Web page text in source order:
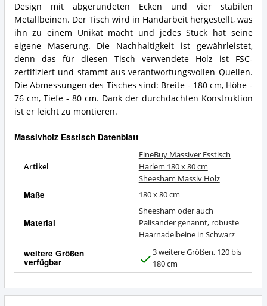
Design mit abgerundeten Ecken und vier stabilen
Metallbeinen. Der Tisch wird in Handarbeit hergestellt, was
ihn zu einem Unikat macht und jedes Stück hat seine
eigene Maserung. Die Nachhaltigkeit ist gewährleistet,
denn das für diesen Tisch verwendete Holz ist FSC-
zertifiziert und stammt aus verantwortungsvollen Quellen.
Die Abmessungen des Tisches sind: Breite - 180 cm, Höhe -
76 cm, Tiefe - 80 cm. Dank der durchdachten Konstruktion
ist er leicht zu montieren.
Massivholz Esstisch Datenblatt
Artikel
FineBuy Massiver Esstisch
Harlem 180 x 80 cm
Sheesham Massiv Holz
Maße 180 x 80 cm
Material
Sheesham oder auch
Palisander genannt, robuste
Haarnadelbeine in Schwarz
weitere Größen
verfügbar
a
3 weitere Größen, 120 bis
180 cm